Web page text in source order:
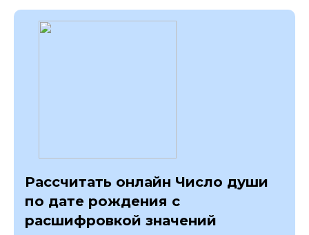
Рассчитать онлайн Число души
по дате рождения с
расшифровкой значений